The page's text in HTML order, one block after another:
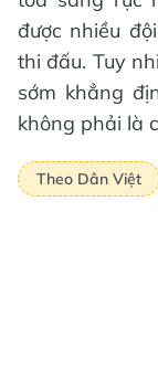
được nhiều
thi đấu. Tuy
sớm khẳng
không phải là
Theo Dân Việt